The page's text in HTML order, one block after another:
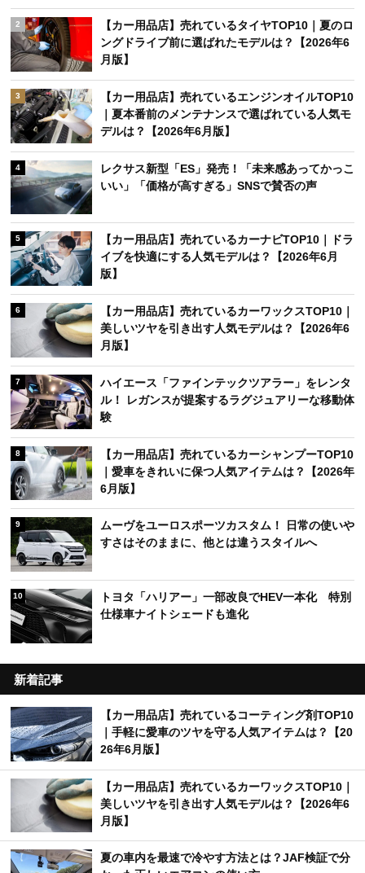
2
【カー用品店】売れているタイヤTOP10｜夏のロ
ングドライブ前に選ばれたモデルは？【2026年6
月版】
3
【カー用品店】売れているエンジンオイルTOP10
｜夏本番前のメンテナンスで選ばれている人気モ
デルは？【2026年6月版】
4
レクサス新型「ES」発売！「未来感あってかっこ
いい」「価格が高すぎる」SNSで賛否の声
5
【カー用品店】売れているカーナビTOP10｜ドラ
イブを快適にする人気モデルは？【2026年6月
版】
6
【カー用品店】売れているカーワックスTOP10｜
美しいツヤを引き出す人気モデルは？【2026年6
月版】
7
ハイエース「ファインテックツアラー」をレンタ
ル！ レガンスが提案するラグジュアリーな移動体
験
8
【カー用品店】売れているカーシャンプーTOP10
｜愛車をきれいに保つ人気アイテムは？【2026年
6月版】
9
ムーヴをユーロスポーツカスタム！ 日常の使いや
すさはそのままに、他とは違うスタイルへ
10
トヨタ「ハリアー」一部改良でHEV一本化 特別
仕様車ナイトシェードも進化
新着記事
【カー用品店】売れているコーティング剤TOP10
｜手軽に愛車のツヤを守る人気アイテムは？【20
26年6月版】
【カー用品店】売れているカーワックスTOP10｜
美しいツヤを引き出す人気モデルは？【2026年6
月版】
夏の車内を最速で冷やす方法とは？JAF検証で分